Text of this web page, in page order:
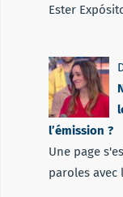
Ester
l’émission ?
Une page
paroles